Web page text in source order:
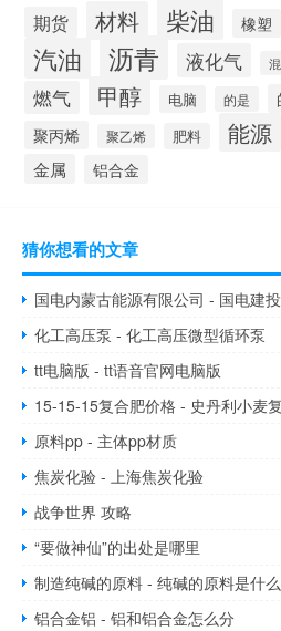
期货 材料 柴油 橡塑
汽油 沥青 液化气
燃气 甲醇 电脑 的是
聚丙烯 聚乙烯 肥料 能源
金属 铝合金
猜你想看的文章
国电内蒙古能源有限公司 - 国电建
化工高压泵 - 化工高压微型循环泵
tt电脑版 - tt语音官网电脑版
15-15-15复合肥价格 - 史丹利小麦
原料pp - 主体pp材质
焦炭化验 - 上海焦炭化验
战争世界 攻略
“要做神仙”的出处是哪里
制造纯碱的原料 - 纯碱的原料是什么
铝合金铝 - 铝和铝合金怎么分